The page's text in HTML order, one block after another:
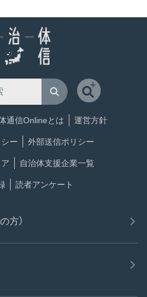
通信Onlineとは 運営方針
ー 外部送信ポリシー
自治体支援企業一覧
読者アンケート
方）